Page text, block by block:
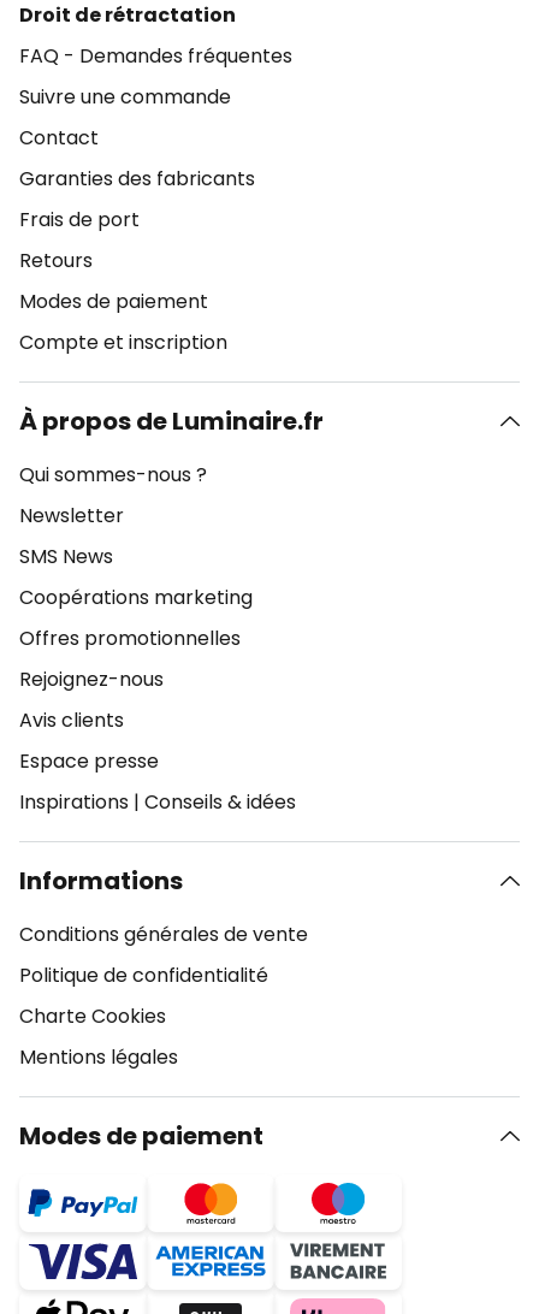
Droit de rétractation
FAQ - Demandes fréquentes
Suivre une commande
Contact
Garanties des fabricants
Frais de port
Retours
Modes de paiement
Compte et inscription
À propos de Luminaire.fr
Qui sommes-nous ?
Newsletter
SMS News
Coopérations marketing
Offres promotionnelles
Rejoignez-nous
Avis clients
Espace presse
Inspirations | Conseils & idées
Informations
Conditions générales de vente
Politique de confidentialité
Charte Cookies
Mentions légales
Modes de paiement